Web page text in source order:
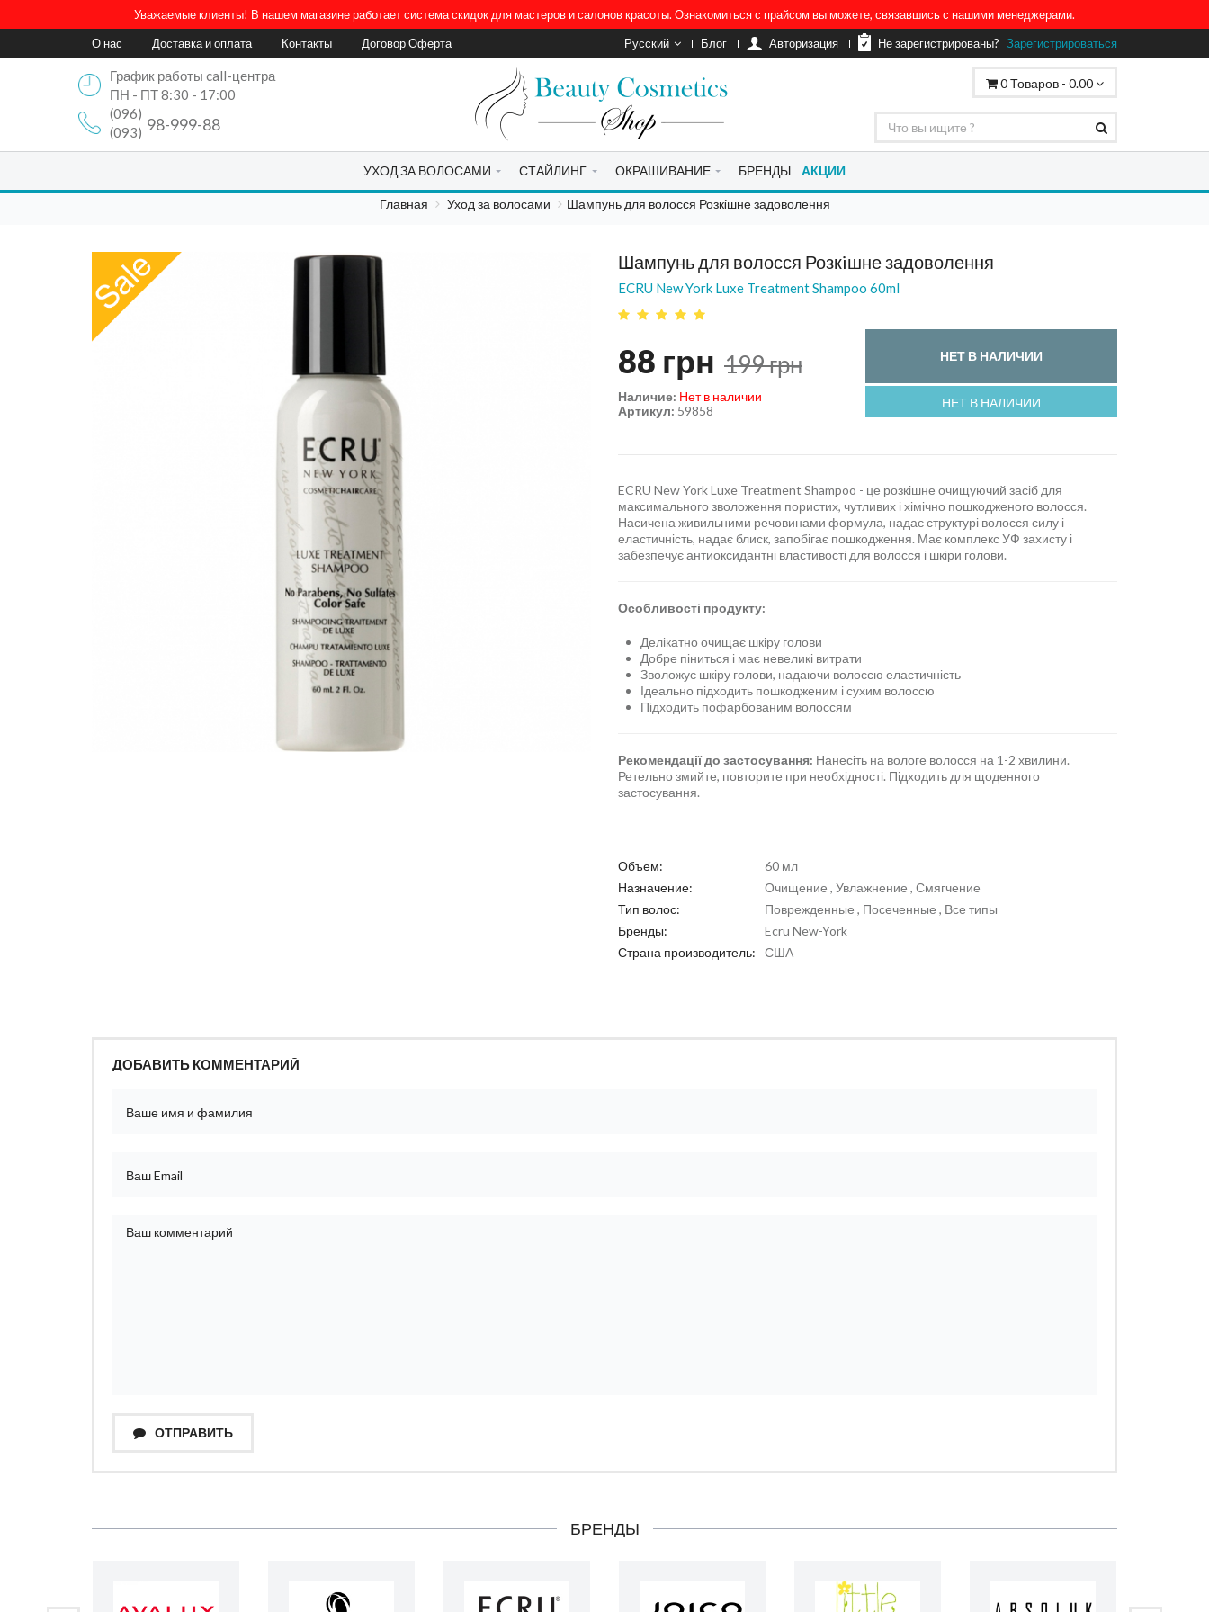
Уважаемые клиенты! В нашем магазине работает система скидок для мастеров и салонов красоты. Ознакомиться с прайсом вы можете, связавшись с нашими менеджерами.
О нас
Доставка и оплата Контакты Договор Оферта Русский Блог Авторизация Не зарегистрированы? Зарегистрироваться
График работы call-центра
ПН - ПТ 8:30 - 17:00
(096)
98-999-88
(093)
0Товаров - 0.00
УХОД ЗА ВОЛОСАМИ СТАЙЛИНГ ОКРАШИВАНИЕ БРЕНДЫ АКЦИИ
Главная Уход за волосами Шампунь для волосся Розкiшне задоволення
Шампунь для волосся Розкiшне задоволення
ECRU New York Luxe Treatment Shampoo 60ml
88 грн 199грн НЕТ В НАЛИЧИИ
НЕТ В НАЛИЧИИ
Артикул: 59858
Наличие: Нет в наличии
ECRU New York Luxe Treatment Shampoo - це розкішне очищуючий засіб для
максимального зволоження пористих, чутливих і хімічно пошкодженого волосся.
Насичена живильними речовинами формула, надає структурі волосся силу і
еластичність, надає блиск, запобігає пошкодження. Має комплекс УФ захисту і
забезпечує антиоксидантні властивості для волосся і шкіри голови.
Особливості продукту:
Делікатно очищає шкіру голови
Добре піниться і має невеликі витрати
Зволожує шкіру голови, надаючи волоссю еластичність
Ідеально підходить пошкодженим і сухим волоссю
Підходить пофарбованим волоссям
Рекомендації до застосування: Нанесіть на вологе волосся на 1-2 хвилини.
Ретельно змийте, повторите при необхідності. Підходить для щоденного
застосування.
Объем:
60 мл
Назначение:
Очищение , Увлажнение , Смягчение
Тип волос:
Поврежденные , Посеченные , Все типы
Бренды:
Ecru New-York
Страна производитель:
США
ДОБАВИТЬ КОММЕНТАРИЙ
ОТПРАВИТЬ
БРЕНДЫ